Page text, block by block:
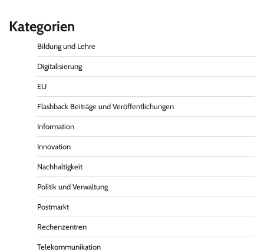
Kategorien
Bildung und Lehre
Digitalisierung
EU
Flashback Beiträge und Veröffentlichungen
Information
Innovation
Nachhaltigkeit
Politik und Verwaltung
Postmarkt
Rechenzentren
Telekommunikation